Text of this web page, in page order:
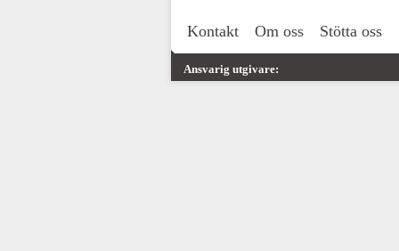
Kontakt Om oss Stötta oss
Ansvarig utgivare: